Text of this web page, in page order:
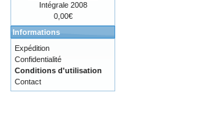
Intégrale 2008
0,00€
Informations
Expédition
Confidentialité
Conditions d'utilisation
Contact